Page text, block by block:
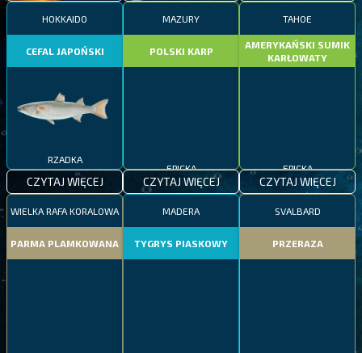
HOKKAIDO
CEFAL JAPOŃSKI
RZADKA
CZYTAJ WIĘCEJ
MAZURY
POLSKI KARP
EPICKA
CZYTAJ WIĘCEJ
TAHOE
AMERYKAŃSKI SUMIK
KARŁOWATY
EPICKA
CZYTAJ WIĘCEJ
WIELKA RAFA KORALOWA
PARMA PLAMKOWANA
MADERA
TYGRYS PIASKOWY
SVALBARD
PRZERAZA